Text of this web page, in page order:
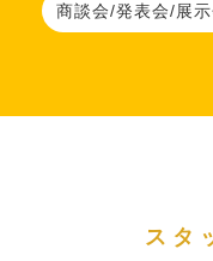
商談会/発表会/展示
スタ